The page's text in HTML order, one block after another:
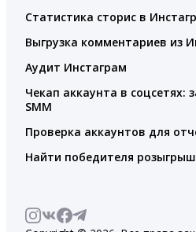
Статистика сторис в
Выгрузка комментариев из
Аудит Инстаграм
Чекап аккаунта в соцсетях:
SMM
Проверка аккаунтов для
Найти победителя